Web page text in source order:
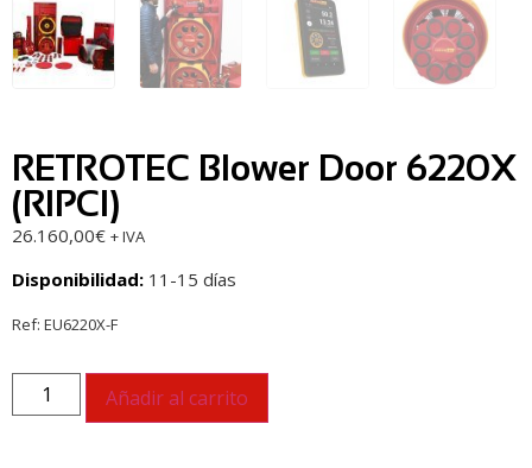
RETROTEC Blower Door 6220X
(RIPCI)
26.160,00€ + IVA
Disponibilidad: 11-15 días
Ref: EU6220X-F
Añadir al carrito